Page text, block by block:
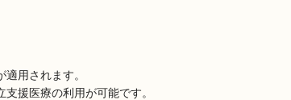
適用されます。
支援医療の利用が可能です。